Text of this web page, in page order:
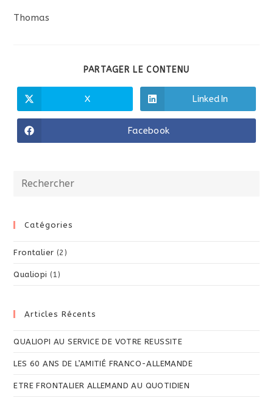
Thomas
PARTAGER LE CONTENU
CONTENU
Ouvrir
dans
une
X
Ouvrir
dans
une
LinkedIn
Ouvrir
dans
Facebook
Catégories
Frontalier (2)
Qualiopi (1)
Articles Récents
QUALIOPI AU SERVICE DE VOTRE REUSSITE
LES 60 ANS DE L’AMITIÉ FRANCO-ALLEMANDE
ETRE FRONTALIER ALLEMAND AU QUOTIDIEN